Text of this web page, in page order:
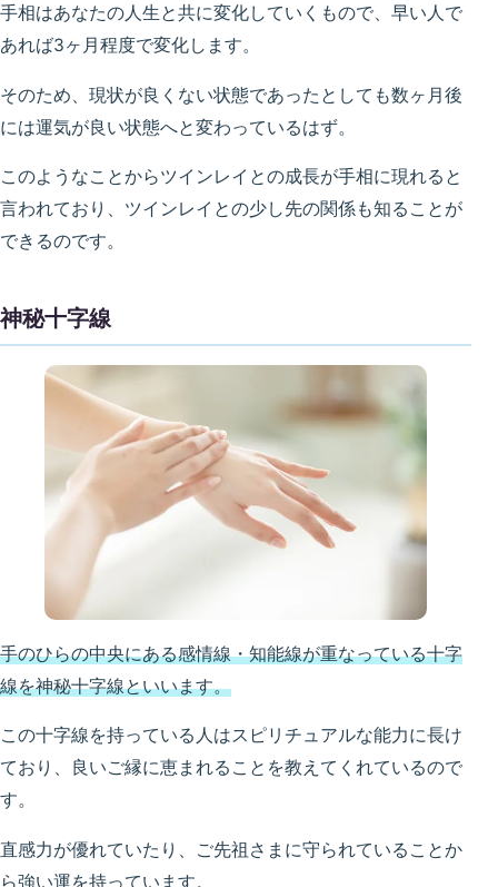
手相はあなたの人生と共に変化していくもので、早い人で
あれば3ヶ月程度で変化します。
そのため、現状が良くない状態であったとしても数ヶ月後
には運気が良い状態へと変わっているはず。
このようなことからツインレイとの成長が手相に現れると
言われており、ツインレイとの少し先の関係も知ることが
できるのです。
神秘十字線
手のひらの中央にある感情線・知能線が重なっている十字
線を神秘十字線といいます。
この十字線を持っている人はスピリチュアルな能力に長け
ており、良いご縁に恵まれることを教えてくれているので
す。
直感力が優れていたり、ご先祖さまに守られていることか
ら強い運を持っています。